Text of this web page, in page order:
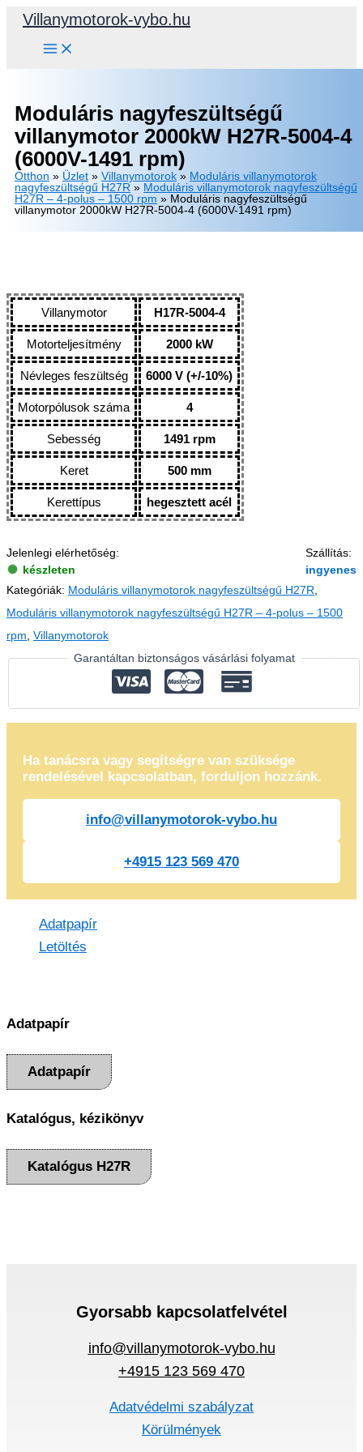
SkipVillanymotorok-vybo.hu
Moduláris nagyfeszültségű
villanymotor 2000kW H27R-5004-4
(6000V-1491 rpm)
Otthon » Üzlet » Villanymotorok » Moduláris villanymotorok
nagyfeszültségű H27R » Moduláris villanymotorok nagyfeszültségű
H27R – 4-polus – 1500 rpm » Moduláris nagyfeszültségű
villanymotor 2000kW H27R-5004-4 (6000V-1491 rpm)
Villanymotor H17R-5004-4
Motorteljesítmény 2000 kW
Névleges feszültség 6000 V (+/-10%)
Motorpólusok száma 4
Sebesség 1491 rpm
Keret 500 mm
Kerettípus hegesztett acél
Jelenlegi elérhetőség:
készleten
Szállítás:
ingyenes
Kategóriák: Moduláris villanymotorok nagyfeszültségű H27R
Moduláris villanymotorok nagyfeszültségű H27R – 4-polus – 1500
rpm Villanymotorok
Garantáltan biztonságos vásárlási folyamat
Ha tanácsra vagy segítségre van szüksége
rendelésével kapcsolatban, forduljon hozzánk.
info@villanymotorok-vybo.hu
+4915 123 569 470
Adatpapír
Letöltés
Adatpapír
Adatpapír
Katalógus, kézikönyv
Katalógus H27R
Gyorsabb kapcsolatfelvétel
info@villanymotorok-vybo.hu
+4915 123 569 470
Adatvédelmi szabályzat
Körülmények